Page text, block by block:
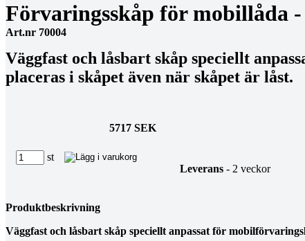
Förvaringsskåp för mobillåda
Art.nr 70004
Väggfast och låsbart skåp speciellt
placeras i skåpet även när skåpet är låst.
5717 SEK
st
Leverans - 2 veckor
Produktbeskrivning
Väggfast och låsbart skåp speciellt anpassat för